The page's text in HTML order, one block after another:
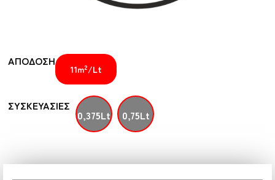
ΑΠΟΔΟΣΗ
11m2/Lt
ΣΥΣΚΕΥΑΣΙΕΣ
0,375Lt 0,75Lt